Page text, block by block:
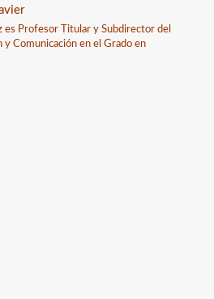
es Profesor Titular y Subdirector del
Comunicación en el Grado en